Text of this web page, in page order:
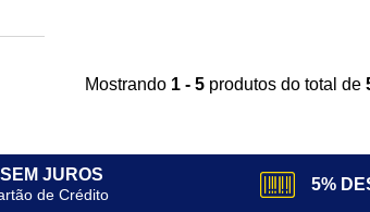
Mostrando 1 - 5 produtos do total de
JUROS
de Crédito
5%